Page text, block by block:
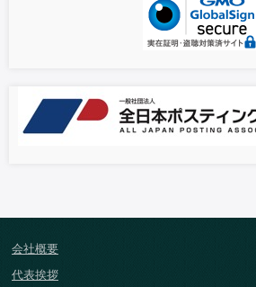
会社概要
代表挨拶